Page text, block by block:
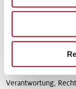
angelegt ist,
Kampagne nicht nur
Arbeit begreifen,
zur Meisterebene in
Verantwortung,